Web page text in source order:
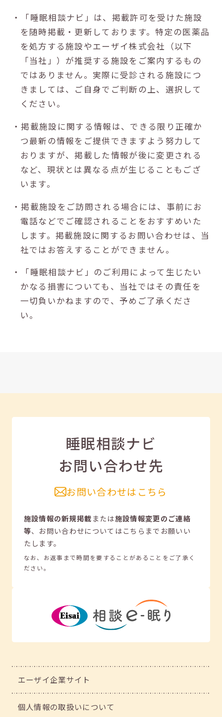
・「睡眠相談ナビ」は、掲載許可を受けた施設
を随時掲載・更新しております。特定の医薬品
を処方する施設やエーザイ株式会社（以下
「当社」）が推奨する施設をご案内するもの
ではありません。実際に受診される施設につ
きましては、ご自身でご判断の上、選択して
ください。
・掲載施設に関する情報は、できる限り正確か
つ最新の情報をご提供できますよう努力して
おりますが、掲載した情報が後に変更される
など、現状とは異なる点が生じることもござ
います。
・掲載施設をご訪問される場合には、事前にお
電話などでご確認されることをおすすめいた
します。掲載施設に関するお問い合わせは、当
社ではお答えすることができません。
・「睡眠相談ナビ」のご利用によって生じたい
かなる損害についても、当社ではその責任を
一切負いかねますので、予めご了承くださ
い。
睡眠相談ナビ
お問い合わせ先
お問い合わせはこちら
施設情報の新規掲載または施設情報変更のご連絡
等、 お問い合わせについてはこちらまでお願いい
たします。
なお、お返事まで時間を要することがあることをご了承く
ださい。
エーザイ企業サイト
個人情報の取扱いについて